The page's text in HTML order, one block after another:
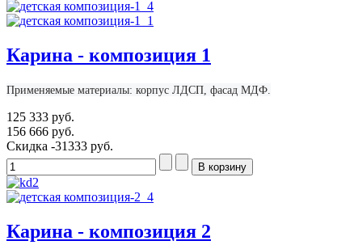
Карина - композиция 1
Применяемые материалы: корпус ЛДСП, фасад МДФ.
125 333 руб.
156 666 руб.
Скидка -31333 руб.
Карина - композиция 2